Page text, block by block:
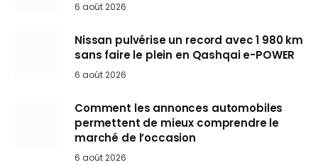
6 août 2026
Nissan pulvérise un record avec 1 980 km
sans faire le plein en Qashqai e-POWER
6 août 2026
Comment les annonces automobiles
permettent de mieux comprendre le
marché de l’occasion
6 août 2026